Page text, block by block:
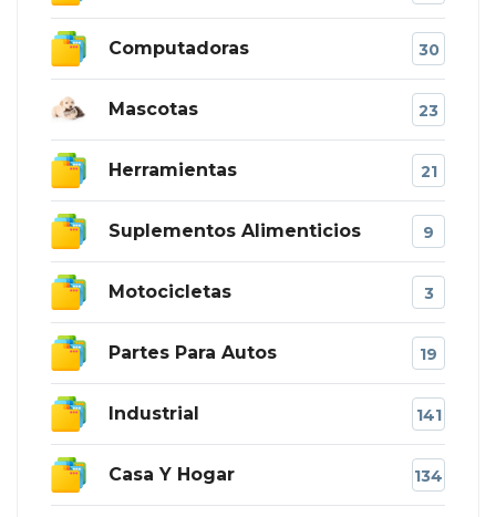
Computadoras 30
Mascotas 23
Herramientas 21
Suplementos Alimenticios 9
Motocicletas 3
Partes Para Autos 19
Industrial 141
Casa Y Hogar 134